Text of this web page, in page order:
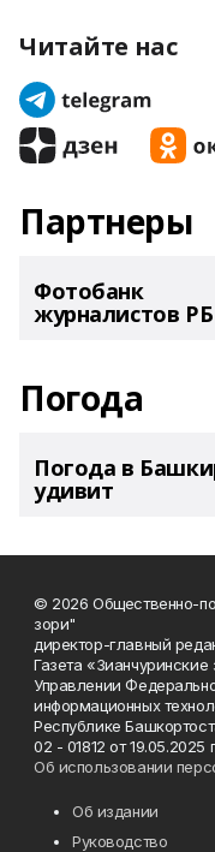
Читайте нас
Партнеры
Фотобанк
журналистов РБ
Погода
Погода в
удивит
© 2026 Общественно-
зори"
директор-главный
Газета
Управлении
информационных
Республике
02 - 01812 от 19.05.2025
Об использовании
Об издании
Руководство